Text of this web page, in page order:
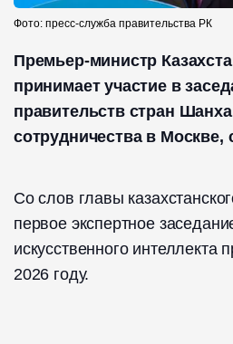
Фото: пресс-служба правительства РК
Премьер-министр
принимает участие в
правительств стран
сотрудничества в Москве,
Со слов главы
первое экспертное
искусственного интеллекта
2026 году.